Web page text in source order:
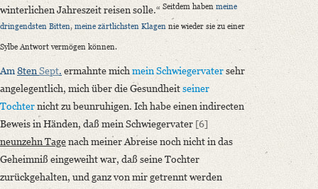
winterlichen Jahreszeit reisen solle.“ Seitdem haben meine
dringendsten Bitten, meine zärtlichsten Klagen nie wieder sie zu einer
Sylbe Antwort vermögen können.
Am8tenSept. ermahnte mich mein Schwiegervatersehr
angelegentlich, mich über die Gesundheitseiner
Tochternicht zu beunruhigen. Ich habe einen indirecten
Beweis in Händen, daß mein Schwiegervater [6]
neunzehn Tagenach meiner Abreise noch nicht in das
Geheimniß eingeweiht war, daß seine Tochter
zurückgehalten, und ganz von mir getrennt werden